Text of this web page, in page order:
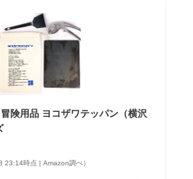
険用品 ヨコザワテッパン（横沢
23:14時点 | Amazon調べ）